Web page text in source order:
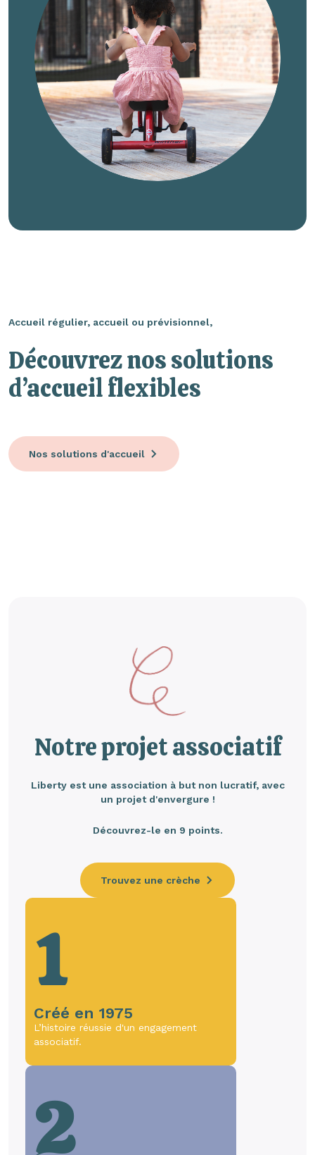
Accueil régulier, accueil ou prévisionnel,
Découvrez nos solutions
d’accueil flexibles
Nos solutions d'accueil
Notre projet associatif
Liberty est une association à but non lucratif, avec
un projet d'envergure !
Découvrez-le en 9 points.
Trouvez une crèche
1
Créé en 1975
L’histoire réussie d'un engagement
associatif.
2